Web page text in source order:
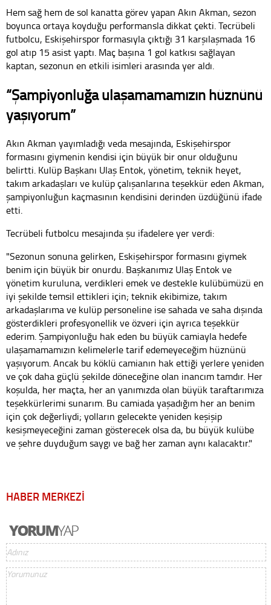
Hem sağ hem de sol kanatta görev yapan Akın Akman, sezon
boyunca ortaya koyduğu performansla dikkat çekti. Tecrübeli
futbolcu, Eskişehirspor formasıyla çıktığı 31 karşılaşmada 16
gol atıp 15 asist yaptı. Maç başına 1 gol katkısı sağlayan
kaptan, sezonun en etkili isimleri arasında yer aldı.
“Şampiyonluğa ulaşamamamızın hüznünü
yaşıyorum”
Akın Akman yayımladığı veda mesajında, Eskişehirspor
formasını giymenin kendisi için büyük bir onur olduğunu
belirtti. Kulüp Başkanı Ulaş Entok, yönetim, teknik heyet,
takım arkadaşları ve kulüp çalışanlarına teşekkür eden Akman,
şampiyonluğun kaçmasının kendisini derinden üzdüğünü ifade
etti.
Tecrübeli futbolcu mesajında şu ifadelere yer verdi:
"Sezonun sonuna gelirken, Eskişehirspor formasını giymek
benim için büyük bir onurdu. Başkanımız Ulaş Entok ve
yönetim kuruluna, verdikleri emek ve destekle kulübümüzü en
iyi şekilde temsil ettikleri için; teknik ekibimize, takım
arkadaşlarıma ve kulüp personeline ise sahada ve saha dışında
gösterdikleri profesyonellik ve özveri için ayrıca teşekkür
ederim. Şampiyonluğu hak eden bu büyük camiayla hedefe
ulaşamamamızın kelimelerle tarif edemeyeceğim hüznünü
yaşıyorum. Ancak bu köklü camianın hak ettiği yerlere yeniden
ve çok daha güçlü şekilde döneceğine olan inancım tamdır. Her
koşulda, her maçta, her an yanımızda olan büyük taraftarımıza
teşekkürlerimi sunarım. Bu camiada yaşadığım her an benim
için çok değerliydi; yolların gelecekte yeniden keşişip
kesişmeyeceğini zaman gösterecek olsa da, bu büyük kulübe
ve şehre duyduğum saygı ve bağ her zaman aynı kalacaktır."
HABER MERKEZİ